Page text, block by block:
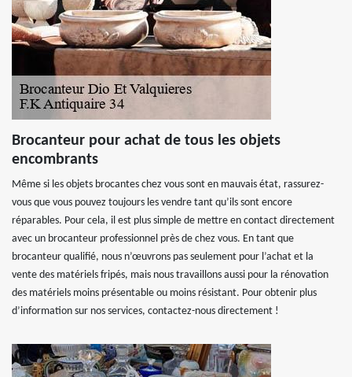
Brocanteur pour achat de tous les objets
encombrants
Même si les objets brocantes chez vous sont en mauvais état, rassurez-
vous que vous pouvez toujours les vendre tant qu’ils sont encore
réparables. Pour cela, il est plus simple de mettre en contact directement
avec un brocanteur professionnel près de chez vous. En tant que
brocanteur qualifié, nous n’œuvrons pas seulement pour l’achat et la
vente des matériels fripés, mais nous travaillons aussi pour la rénovation
des matériels moins présentable ou moins résistant. Pour obtenir plus
d’information sur nos services, contactez-nous directement !